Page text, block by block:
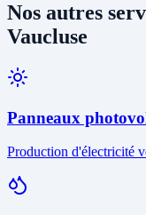
Nos autres
Vaucluse
Panneaux
Production d'électricité